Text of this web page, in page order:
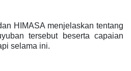
HIMASA menjelaskan tentang
tersebut beserta capaian
selama ini.